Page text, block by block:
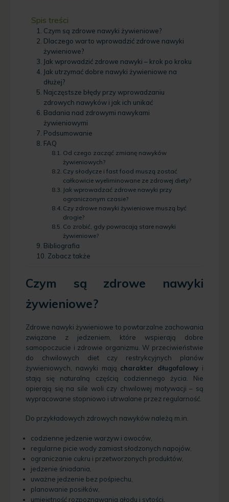
Spis treści
Czym są zdrowe nawyki żywieniowe?
Dlaczego warto wprowadzić zdrowe nawyki
żywieniowe?
Jak wprowadzić zdrowe nawyki – krok po kroku
Jak utrzymać dobre nawyki żywieniowe na
dłużej?
Najczęstsze błędy przy wprowadzaniu
zdrowych nawyków i jak ich unikać
Badania nad zdrowymi nawykami
żywieniowymi
Podsumowanie
FAQ
Od czego zacząć zmianę nawyków
żywieniowych?
Czy słodycze i fast food muszą zostać
całkowicie wyeliminowane ze zdrowej diety?
Jak wprowadzać zdrowe nawyki przy
ograniczonym czasie?
Czy zdrowe nawyki żywieniowe muszą być
drogie?
Co zrobić, gdy powracają stare nawyki
żywieniowe?
Bibliografia
Zobacz także
Czym są zdrowe nawyki
żywieniowe?
Zdrowe nawyki żywieniowe to powtarzalne zachowania
związane z jedzeniem, które wspierają dobre
samopoczucie i zdrowie organizmu. W przeciwieństwie
do chwilowych diet czy restrykcyjnych planów
żywieniowych, nawyki mają charakter długofalowy i
stają się naturalną częścią codziennego życia. Nie
opierają się na sile woli czy chwilowej motywacji – są
wypracowane stopniowo i utrwalane przez regularność.
Do przykładowych zdrowych nawyków należą m.in.
codzienne jedzenie warzyw i owoców,
regularne picie wody zamiast słodzonych napojów,
ograniczanie cukru i przetworzonych produktów,
jedzenie śniadania,
uważne jedzenie bez pośpiechu,
planowanie posiłków,
umiejętność rozpoznawania głodu i sytości,